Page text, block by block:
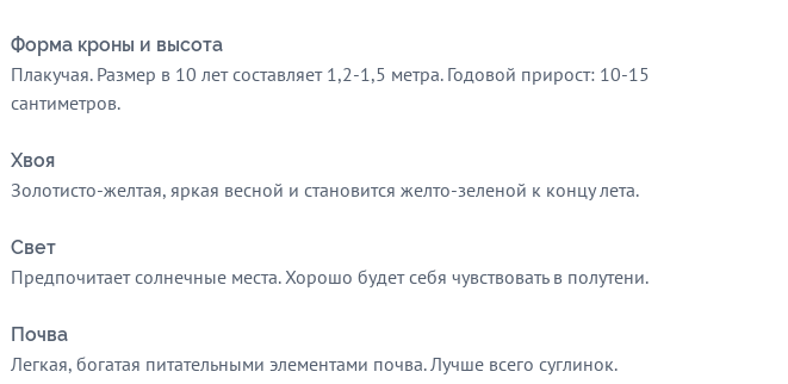
Форма кроны и высота
Плакучая. Размер в 10 лет составляет 1,2-1,5 метра. Годовой прирост: 10-15
сантиметров.
Хвоя
Золотисто-желтая, яркая весной и становится желто-зеленой к концу лета.
Свет
Предпочитает солнечные места. Хорошо будет себя чувствовать в полутени.
Почва
Легкая, богатая питательными элементами почва. Лучше всего суглинок.